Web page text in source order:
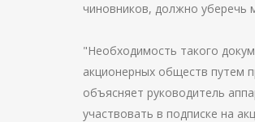
чиновников, должно уберечь
"Необходимость такого
акционерных обществ путем
объясняет руководитель
участвовать в подписке на